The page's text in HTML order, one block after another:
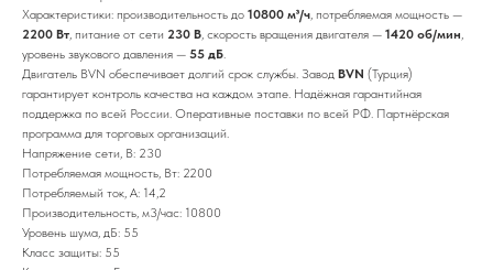
Характеристики: производительность до 10800 м³/ч, потребляемая мощность —
2200 Вт, питание от сети 230 В, скорость вращения двигателя — 1420 об/мин,
уровень звукового давления — 55 дБ.
Двигатель BVN обеспечивает долгий срок службы. Завод BVN (Турция)
гарантирует контроль качества на каждом этапе. Надёжная гарантийная
поддержка по всей России. Оперативные поставки по всей РФ. Партнёрская
программа для торговых организаций.
Напряжение сети, В: 230
Потребляемая мощность, Вт: 2200
Потребляемый ток, А: 14,2
Производительность, м3/час: 10800
Уровень шума, дБ: 55
Класс защиты: 55